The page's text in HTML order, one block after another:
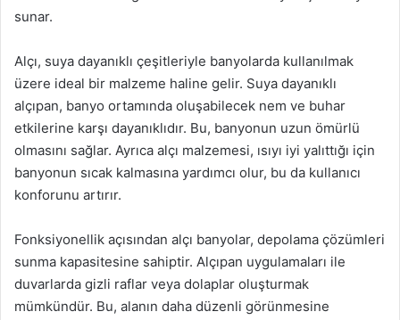
sunar.
Alçı, suya dayanıklı çeşitleriyle banyolarda kullanılmak
üzere ideal bir malzeme haline gelir. Suya dayanıklı
alçıpan, banyo ortamında oluşabilecek nem ve buhar
etkilerine karşı dayanıklıdır. Bu, banyonun uzun ömürlü
olmasını sağlar. Ayrıca alçı malzemesi, ısıyı iyi yalıttığı için
banyonun sıcak kalmasına yardımcı olur, bu da kullanıcı
konforunu artırır.
Fonksiyonellik açısından alçı banyolar, depolama çözümleri
sunma kapasitesine sahiptir. Alçıpan uygulamaları ile
duvarlarda gizli raflar veya dolaplar oluşturmak
mümkündür. Bu, alanın daha düzenli görünmesine